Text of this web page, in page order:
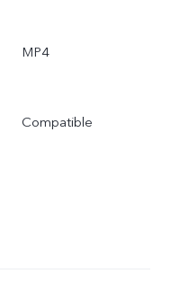
en 4K, autoenfoque de
angular ultragrande
MP4
Compatible